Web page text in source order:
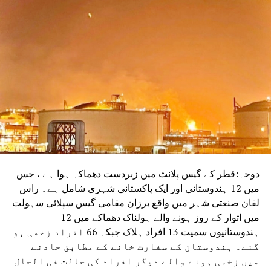
دوحہ:قطر کے گیس پلانٹ میں زبردست دھماکہ ہوا ہے ، جس
میں 12 ہندوستانی اور ایک پاکستانی شہری شامل ہے۔ راس
لفان صنعتی شہر میں واقع برزان مقامی گیس سپلائی سہولت
میں اتوار کے روز ہونے والے ہولناک دھماکے میں 12
ہندوستانیوں سمیت 13 افراد ہلاک جبکہ 66 افراد زخمی ہو
گئے۔ ہندوستان کے سفارت خانے کے مطابق حادثے
میں زخمی ہونے والے دیگر افراد کی حالت فی الحال